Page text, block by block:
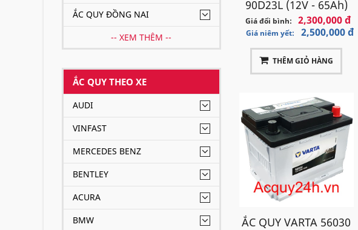
ẮC QUY ĐỒNG NAI
-- XEM THÊM --
ẮC QUY THEO XE
AUDI
VINFAST
MERCEDES BENZ
BENTLEY
ACURA
BMW
90D23L (12V - 65Ah)
Giá đổi bình: 2,300,000 đ
Giá niêm yết: 2,500,000 đ
THÊM GIỎ HÀNG
ẮC QUY VARTA 56030